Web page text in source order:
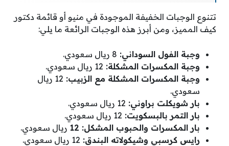
تتنوع الوجبات الخفيفة الموجودة في منيو أو قائمة دكتور
كيف المميز، ومن أبرز هذه الوجبات الرائعة ما يلي:
وجبة الفول السوداني: 8 ريال سعودي.
وجبة المكسرات المشكلة: 12 ريال سعودي.
وجبة المكسرات المشكلة مع الزبيب:
12 ريال
سعودي.
بار شويكلت براوني: 12 ريال سعودي.
بار التمر بالبسكويت: 12 ريال سعودي.
بار المكسرات والحبوب المشكل: 12
ريال سعودي.
رايس كرسبي وشيكولاته البندق: 12 ريال سعودي.